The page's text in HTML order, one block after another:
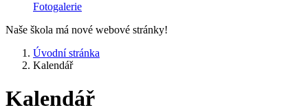
Fotogalerie
Naše škola má nové webové stránky!
Úvodní stránka
Kalendář
Kalendář